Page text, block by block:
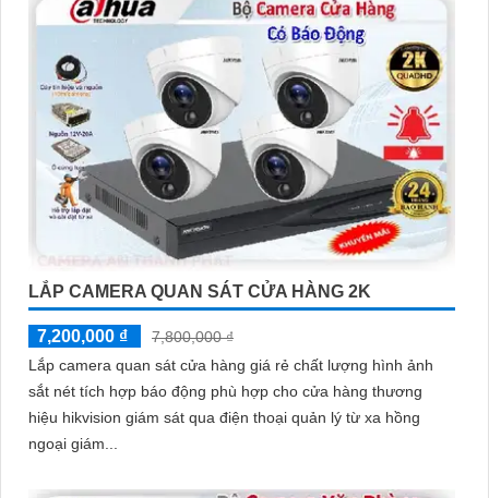
LẮP CAMERA QUAN SÁT CỬA HÀNG 2K
7,200,000 ₫
7,800,000 ₫
Lắp camera quan sát cửa hàng giá rẻ chất lượng hình ảnh
sắt nét tích hợp báo động phù hợp cho cửa hàng thương
hiệu hikvision giám sát qua điện thoại quản lý từ xa hồng
ngoại giám...